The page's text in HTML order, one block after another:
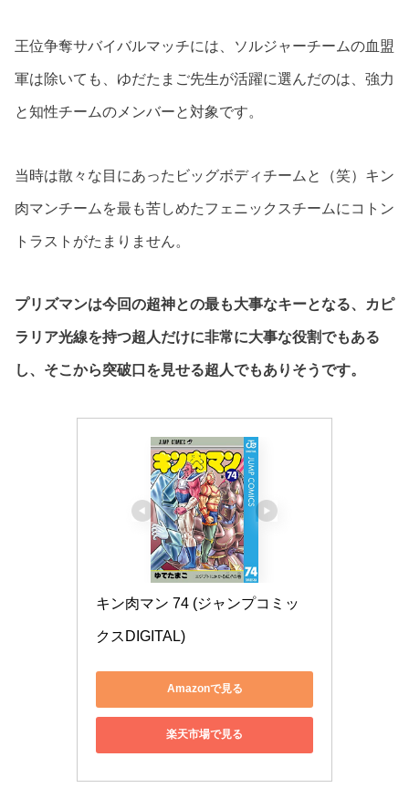
王位争奪サバイバルマッチには、ソルジャーチームの血盟
軍は除いても、ゆだたまご先生が活躍に選んだのは、強力
と知性チームのメンバーと対象です。
当時は散々な目にあったビッグボディチームと（笑）キン
肉マンチームを最も苦しめたフェニックスチームにコトン
トラストがたまりません。
プリズマンは今回の超神との最も大事なキーとなる、カピ
ラリア光線を持つ超人だけに非常に大事な役割でもある
し、そこから突破口を見せる超人でもありそうです。
キン肉マン 74 (ジャンプコミッ
クスDIGITAL)
Amazonで見る
楽天市場で見る